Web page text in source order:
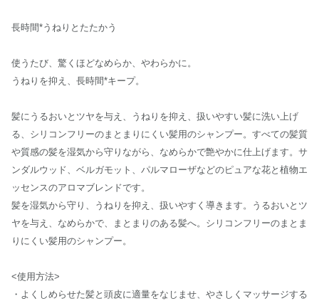
長時間*うねりとたたかう
使うたび、驚くほどなめらか、やわらかに。
うねりを抑え、長時間*キープ。
髪にうるおいとツヤを与え、うねりを抑え、扱いやすい髪に洗い上げ
る、シリコンフリーのまとまりにくい髪用のシャンプー。すべての髪質
や質感の髪を湿気から守りながら、なめらかで艶やかに仕上げます。サ
ンダルウッド、ベルガモット、パルマローザなどのピュアな花と植物エ
ッセンスのアロマブレンドです。
髪を湿気から守り、うねりを抑え、扱いやすく導きます。うるおいとツ
ヤを与え、なめらかで、まとまりのある髪へ。シリコンフリーのまとま
りにくい髪用のシャンプー。
<使用方法>
・よくしめらせた髪と頭皮に適量をなじませ、やさしくマッサージする